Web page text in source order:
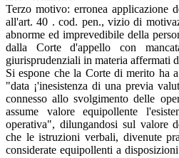
Terzo motivo: erronea applicazione
all'art. 40 . cod. pen., vizio di
abnorme ed imprevedibile della
dalla Corte d'appello con
giurisprudenziali in materia affermati
Si espone che la Corte di merito ha
"data ¡'inesistenza di una previa
connesso allo svolgimento delle
assume valore equipollente
operativa", dilungandosi sul valore
che le istruzioni verbali, divenute
considerate equipollenti a